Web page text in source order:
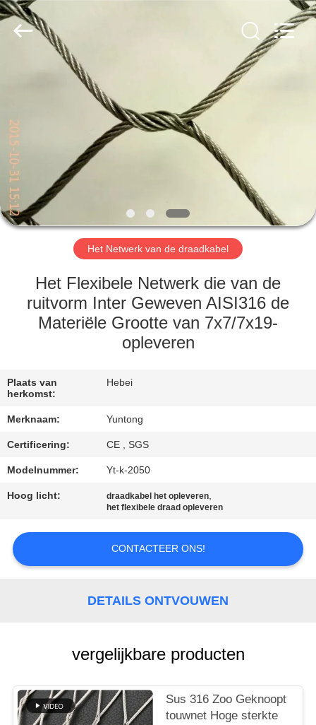
HUIS
PRODUCTEN
ONGEVEER
ONS
FABRIEKSREIS
KWALITEITSCONTROLE
CONTACTEER
NIEUWS
OM EEN
CITAAT
PRIVACYBELEID
Anping
Yuntong
Metal
Wire
Mesh
Het Netwerk van de draadkabel
Het Flexibele Netwerk die van de
ruitvorm Inter Geweven AISI316 de
Materiële Grootte van 7x7/7x19-
opleveren
Plaats van
herkomst:
Hebei
Merknaam: Yuntong
Certificering: CE , SGS
Modelnummer: Yt-k-2050
Hoog licht: draadkabel het opleveren,
het flexibele draad opleveren
CONTACTEER ONS!
DETAILS ONTVOUWEN
vergelijkbare producten
Sus 316 Zoo Geknoopt
touwnet Hoge sterkte